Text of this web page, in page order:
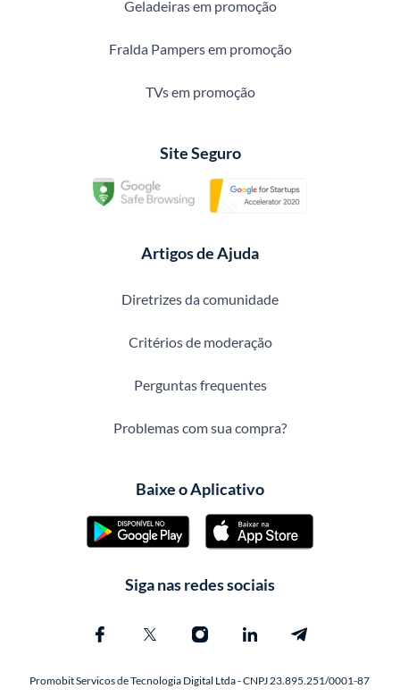
Geladeiras em promoção
Fralda Pampers em promoção
TVs em promoção
Site Seguro
Artigos de Ajuda
Diretrizes da comunidade
Critérios de moderação
Perguntas frequentes
Problemas com sua compra?
Baixe o Aplicativo
Siga nas redes sociais
Promobit Servicos de Tecnologia Digital Ltda - CNPJ 23.895.251/0001-87